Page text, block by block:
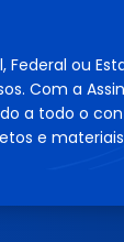
Federal ou
Com a
a todo o
e materiais